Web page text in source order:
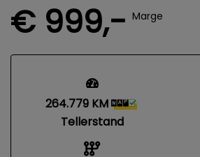
€ 999,- Marge
264.779 KM
Tellerstand